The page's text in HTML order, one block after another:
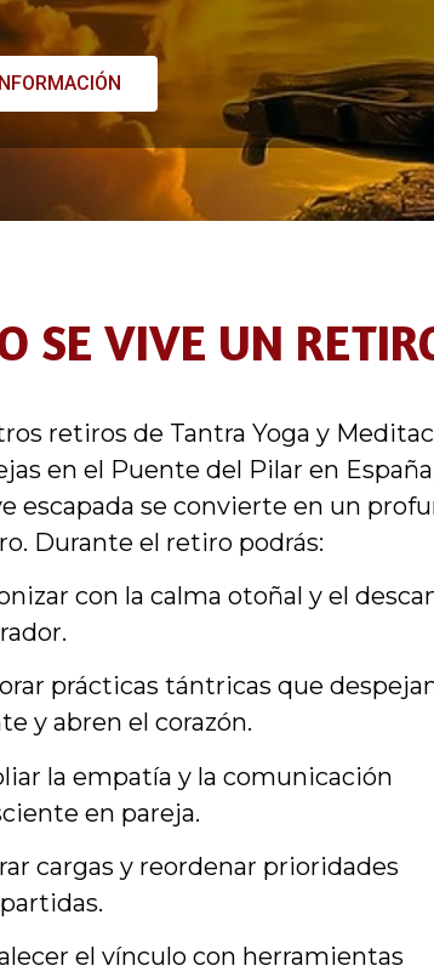
SE VIVE UN
retiros de Tantra Yoga y
en el Puente del Pilar en
escapada se convierte en un
Durante el retiro podrás:
con la calma otoñal y el
prácticas tántricas que
y abren el corazón.
la empatía y la comunicación
en pareja.
cargas y reordenar prioridades
el vínculo con herramientas